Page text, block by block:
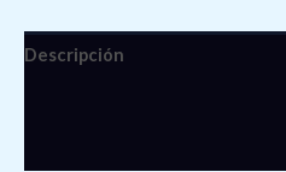
Descripción